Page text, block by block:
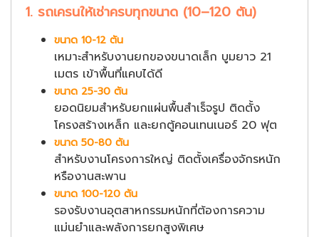
1. รถเครนให้เช่าครบทุกขนาด (10–120 ตัน)
ขนาด 10-12 ตัน
เหมาะสำหรับงานยกของขนาดเล็ก บูมยาว 21
เมตร เข้าพื้นที่แคบได้ดี
ขนาด 25-30 ตัน
ยอดนิยมสำหรับยกแผ่นพื้นสำเร็จรูป ติดตั้ง
โครงสร้างเหล็ก และยกตู้คอนเทนเนอร์ 20 ฟุต
ขนาด 50-80 ตัน
สำหรับงานโครงการใหญ่ ติดตั้งเครื่องจักรหนัก
หรืองานสะพาน
ขนาด 100-120 ตัน
รองรับงานอุตสาหกรรมหนักที่ต้องการความ
แม่นยำและพลังการยกสูงพิเศษ